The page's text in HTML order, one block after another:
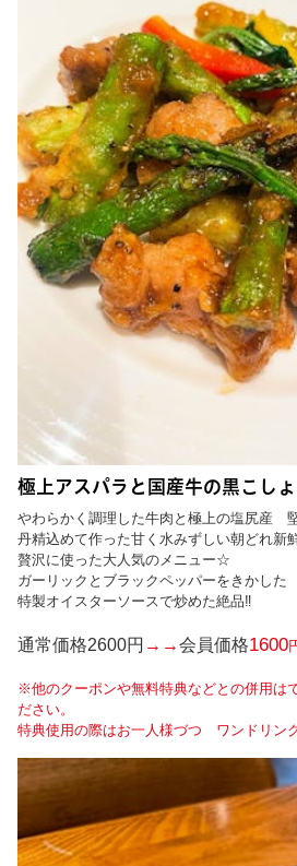
極上アスパラと国産牛の黒こし
やわらかく調理した牛肉と極上の塩尻産
丹精込めて作った甘く水みずしい朝どれ新
贅沢に使った大人気のメニュー☆
ガーリックとブラックペッパーをきかした
特製オイスターソースで炒めた絶品‼
通常価格2600円 →→会員価格1600
※他のクーポンや無料特典などとの併用は
ださい。
特典使用の際はお一人様づつ ワンドリン